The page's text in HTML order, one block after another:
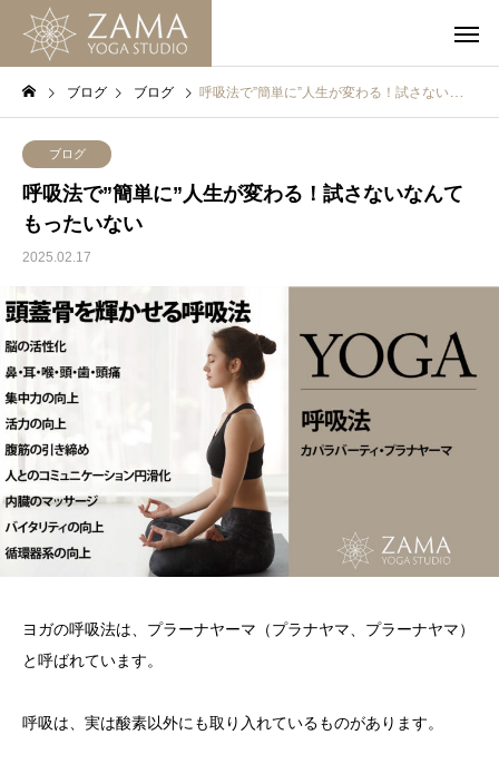
ブログ ブログ 呼吸法で”簡単に”人生が変わる！試さないなんてもったいない
ブログ
呼吸法で”簡単に”人生が変わる！試さないなんて
もったいない
2025.02.17
ヨガの呼吸法は、プラーナヤーマ（プラナヤマ、プラーナヤマ）
と呼ばれています。
呼吸は、実は酸素以外にも取り入れているものがあります。